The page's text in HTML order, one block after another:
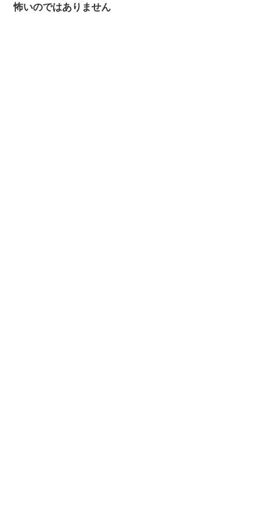
怖いのではありません